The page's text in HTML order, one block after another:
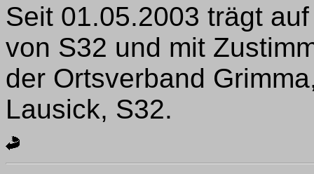
Seit 01.05.2003 trägt
von S32 und mit
der Ortsverband
Lausick, S32.